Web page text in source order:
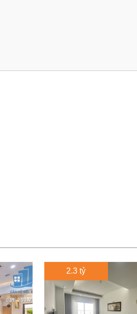
2.3 tỷ